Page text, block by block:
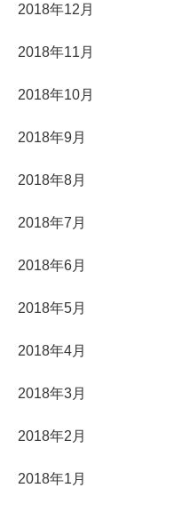
2018年12月
2018年11月
2018年10月
2018年9月
2018年8月
2018年7月
2018年6月
2018年5月
2018年4月
2018年3月
2018年2月
2018年1月